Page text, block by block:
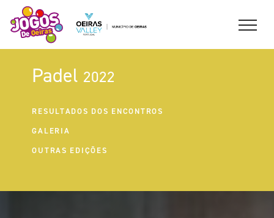
Padel 2022
RESULTADOS DOS ENCONTROS
GALERIA
OUTRAS EDIÇÕES